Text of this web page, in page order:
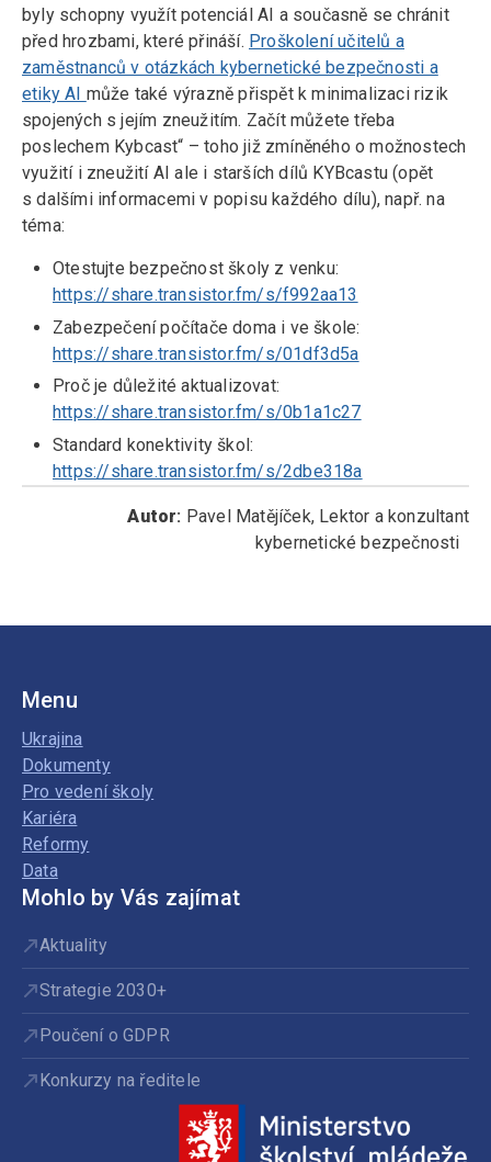
byly schopny využít potenciál AI a současně se chránit
před hrozbami, které přináší. Proškolení učitelů a
zaměstnanců v otázkách kybernetické bezpečnosti a
etiky AI může také výrazně přispět k minimalizaci rizik
spojených s jejím zneužitím. Začít můžete třeba
poslechem Kybcast“ – toho již zmíněného o možnostech
využití i zneužití AI ale i starších dílů KYBcastu (opět
s dalšími informacemi v popisu každého dílu), např. na
téma:
Otestujte bezpečnost školy z venku:
https://share.transistor.fm/s/f992aa13
Zabezpečení počítače doma i ve škole:
https://share.transistor.fm/s/01df3d5a
Proč je důležité aktualizovat:
https://share.transistor.fm/s/0b1a1c27
Standard konektivity škol:
https://share.transistor.fm/s/2dbe318a
Autor: Pavel Matějíček, Lektor a konzultant
kybernetické bezpečnosti
Menu
Ukrajina
Dokumenty
Pro vedení školy
Kariéra
Reformy
Data
Mohlo by Vás zajímat
Aktuality
Strategie 2030+
Poučení o GDPR
Konkurzy na ředitele